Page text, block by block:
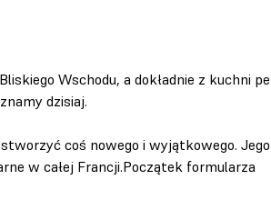
Wschodu, a dokładnie z kuchni
dzisiaj.
coś nowego i wyjątkowego.
w całej Francji.Początek formularza